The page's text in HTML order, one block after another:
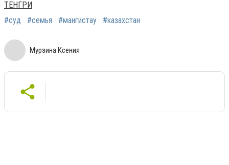
ТЕНГРИ
#суд
#семья #мангистау #казахстан
Мурзина Ксения